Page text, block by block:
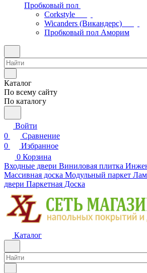
Пробковый пол
Corkstyle
Wicanders (Викандерс)
Пробковый пол Аморим
Каталог
По всему сайту
По каталогу
Войти
0
Сравнение
0
Избранное
0 Корзина
Входные двери Виниловая плитка
Массивная доска Модульный паркет
двери Паркетная Доска
Каталог